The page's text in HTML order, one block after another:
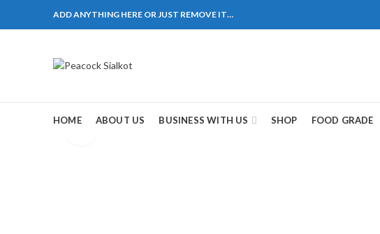
ADD ANYTHING HERE OR JUST REMOVE IT…
HOME ABOUT US BUSINESS WITH US SHOP FOOD GRADE
Pakistan. HM Comples, Shop# 2, New Airport Road, Gwadar.
這不是因為缺乏性生活，而是因為缺乏溝通，所以保持談話很重
可以很好的幫助你獲得一場高質量的夫妻生活。 犀利士 治療陽